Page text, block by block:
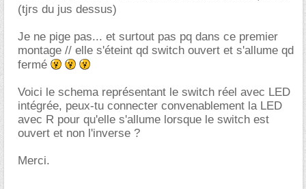
(tjrs du jus dessus)
Je ne pige pas... et surtout pas pq dans ce premier
montage // elle s'éteint qd switch ouvert et s'allume qd
fermé
Voici le schema représentant le switch réel avec LED
intégrée, peux-tu connecter convenablement la LED
avec R pour qu'elle s'allume lorsque le switch est
ouvert et non l'inverse ?
Merci.